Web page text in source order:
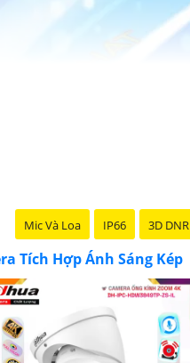
Mic Và Loa IP66 3D DNR
Tích Hợp Ánh Sáng Kép